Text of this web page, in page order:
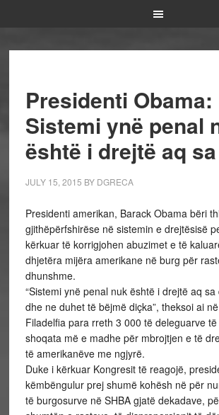
Presidenti Obama:
Sistemi ynë penal
është i drejtë aq
JULY 15, 2015 BY DGRECA
Presidenti amerikan, Barack Obama bëri
gjithëpërfshirëse në sistemin e drejtësisë
kërkuar të korrigjohen abuzimet e të
dhjetëra mijëra amerikane në burg për
dhunshme.
“Sistemi ynë penal nuk është i drejtë aq
dhe ne duhet të bëjmë diçka”, theksoi ai
Filadelfia para rreth 3 000 të deleguarve të
shoqata më e madhe për mbrojtjen e të
të amerikanëve me ngjyrë.
Duke i kërkuar Kongresit të reagojë,
këmbëngulur prej shumë kohësh në për
të burgosurve në SHBA gjatë dekadave,